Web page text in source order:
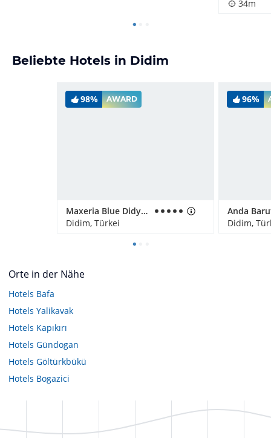
34m
Beliebte Hotels in Didim
98% AWARD
Maxeria Blue Didyma
Didim, Türkei
96%
Didim,
Orte in der Nähe
Hotels Bafa
Hotels Yalikavak
Hotels Kapıkırı
Hotels Gündogan
Hotels Göltürkbükü
Hotels Bogazici